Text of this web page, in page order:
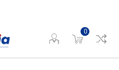
0